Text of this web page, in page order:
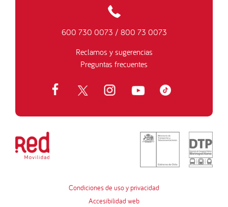
600 730 0073 / 800 73 0073
Reclamos y sugerencias
Preguntas frecuentes
Condiciones de uso y privacidad
Accesibilidad web